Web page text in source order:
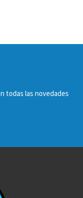
todas las novedades